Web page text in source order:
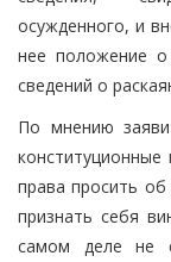
осужденного, и
нее положение о
сведений о
По мнению
права просить
признать себя
самом деле не